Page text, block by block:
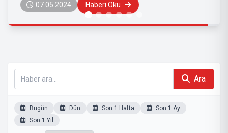
01.06.2023 Haberi Oku
Ara
Bugün Dün Son 1 Hafta
Son 1 Ay
Son 1 Yıl